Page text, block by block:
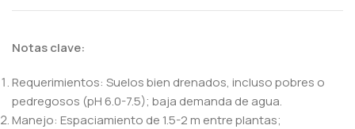
Notas clave:
Requerimientos: Suelos bien drenados, incluso pobres o
pedregosos (pH 6.0-7.5); baja demanda de agua.
Manejo: Espaciamiento de 1.5-2 m entre plantas;